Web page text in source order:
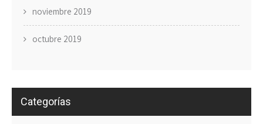
noviembre 2019
octubre 2019
Categorías